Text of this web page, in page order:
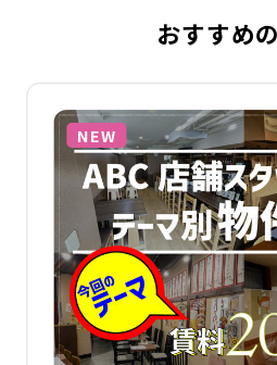
おすすめ
細を見る
NEW